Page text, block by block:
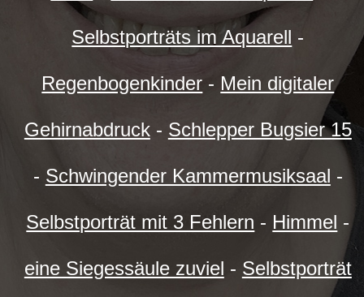
Selbstporträts im Aquarell -
Regenbogenkinder - Mein digitaler
Gehirnabdruck- Schlepper Bugsier 15
- Schwingender Kammermusiksaal -
Selbstporträt mit 3 Fehlern - Himmel -
eine Siegessäule zuviel - Selbstporträt